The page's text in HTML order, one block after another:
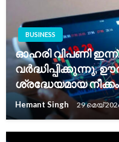
BUSINESS
ഓഹരി വിപണി ഇന്ന്:
വർദ്ധിപ്പിക്കുന്നു,
ശ്രദ്ധേയമായ നീക്കം
Hemant Singh 29 മെയ്‌